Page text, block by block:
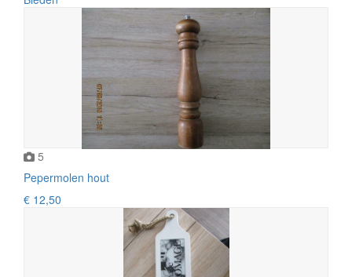
5
Pepermolen hout
€ 12,50